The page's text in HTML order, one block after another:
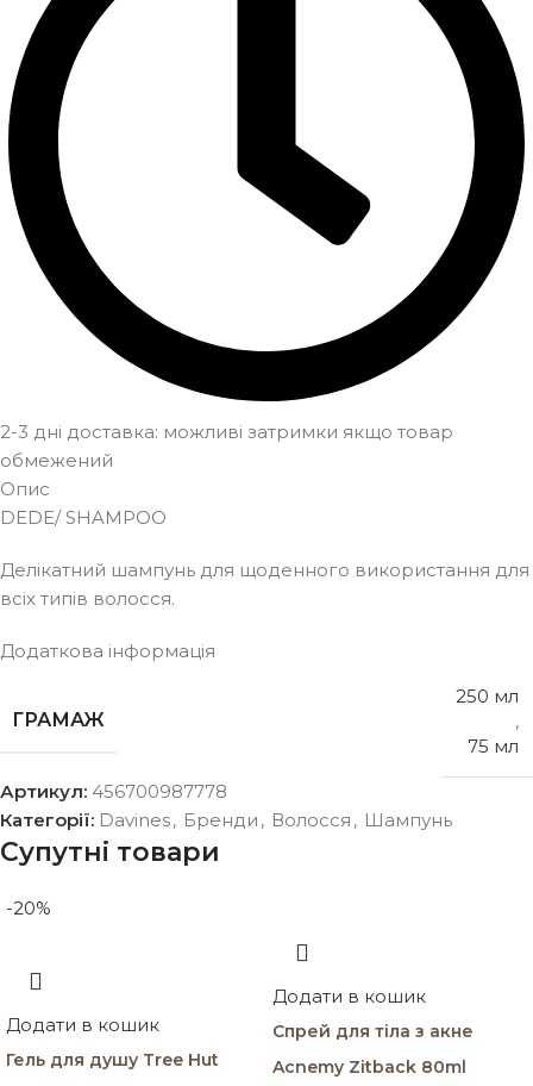
2-3 дні доставка: можливі затримки якщо товар
обмежений
Опис
DEDE/ SHAMPOO
Делікатний шампунь для щоденного використання для
всіх типів волосся.
Додаткова інформація
ГРАМАЖ
250 мл
,
75 мл
Артикул: 456700987778
Категорії: Davines, Бренди , Волосся , Шампунь
Супутні товари
-20%
Додати в кошик
Гель для душу Tree Hut
Додати в кошик
Спрей для тіла з акне
Acnemy Zitback 80ml